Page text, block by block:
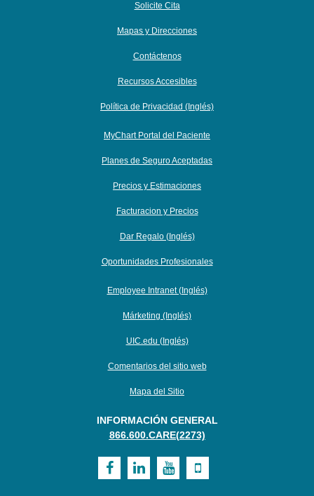
Solicite Cita
Mapas y Direcciones
Contáctenos
Recursos Accesibles
Política de Privacidad (Inglés)
MyChart Portal del Paciente
Planes de Seguro Aceptadas
Precios y Estimaciones
Facturacion y Precios
Dar Regalo (Inglés)
Oportunidades Profesionales
Employee Intranet (Inglés)
Márketing (Inglés)
UIC.edu (Inglés)
Comentarios del sitio web
Mapa del Sitio
INFORMACIÓN GENERAL
866.600.CARE(2273)
Visit Visit VisitVisit